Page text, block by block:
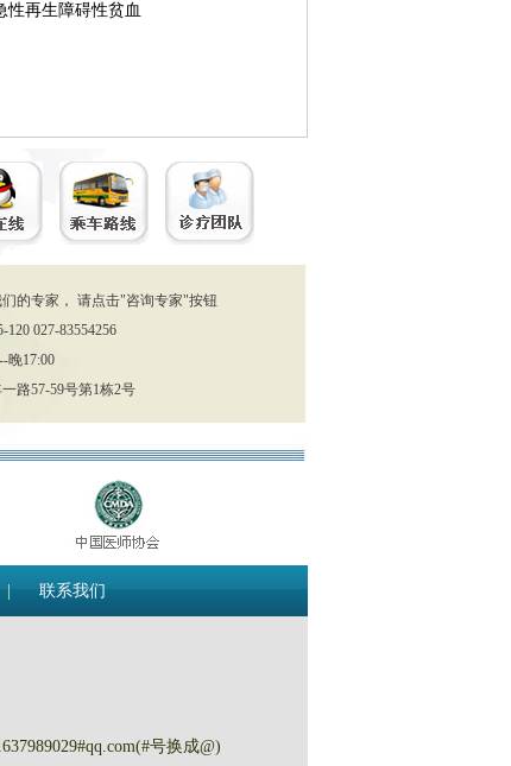
性再生障碍性贫血
的专家， 请点击"咨询专家"按钮
120 027-83554256
晚17:00
路57-59号第1栋2号
联系我们
号换成@)